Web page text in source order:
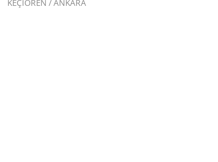
KEÇİÖREN / ANKARA